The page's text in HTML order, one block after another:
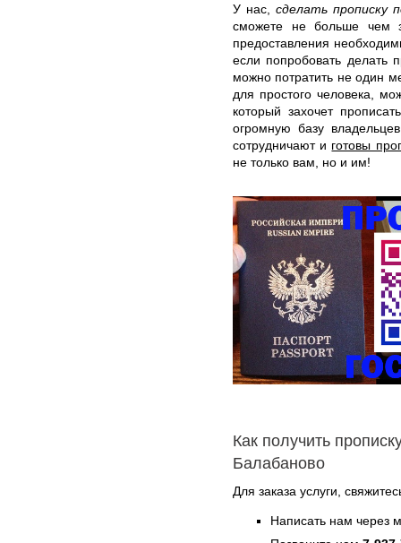
У нас, сделать прописку
сможете не больше чем
предоставления
если попробовать делать
можно потратить не один
для простого человека,
который захочет
огромную базу
сотрудничают и готовы
не только вам, но и им!
Как получить
Балабаново
Для заказа услуги,
Написать нам через